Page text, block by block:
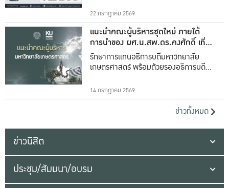
22 กรกฎาคม 2569
แนะนำคณะผู้บริหารชุดใหม่ ภายใต้
การนำของ ผศ.น.สพ.ดร.คงศักดิ์ เที่ยง
ธรรม
รักษาการแทนอธิการบดีมหาวิทยาลัย
เกษตรศาสตร์ พร้อมด้วยรองอธิการบดีทั้ง
14 กรกฎาคม 2569
ข่าวทั้งหมด
ข่าวนิสิต
ประชุม/สัมมนา/อบรม